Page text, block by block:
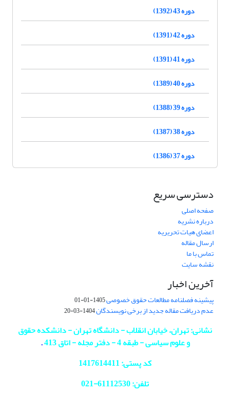
دوره 43 (1392)
دوره 42 (1391)
دوره 41 (1391)
دوره 40 (1389)
دوره 39 (1388)
دوره 38 (1387)
دوره 37 (1386)
دسترسی سریع
صفحه اصلی
درباره نشریه
اعضای هیات تحریریه
ارسال مقاله
تماس با ما
نقشه سایت
آخرین اخبار
پیشینه فصلنامه مطالعات حقوق خصوصی1405-01-01
عدم دریافت مقاله جدید از برخی نویسندگان1404-03-20
نشانی: تهران، خیابان انقلاب - دانشگاه تهران - دانشکده حقوق
و علوم سیاسی - طبقه 4 - دفتر مجله - اتاق 413
.
کد پستی: 1417614411
تلفن: 61112530-
021